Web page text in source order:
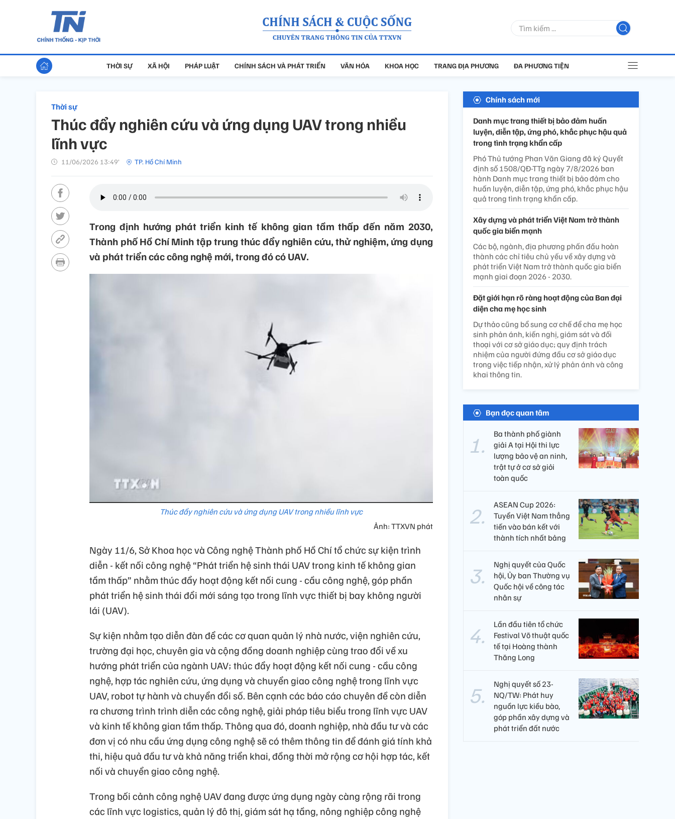
THỜI SỰ XÃ HỘI PHÁP LUẬT CHÍNH SÁCH VÀ PHÁT TRIỂN VĂN HÓA KHOA HỌC TRANG ĐỊA PHƯƠNG ĐA PHƯƠNG TIỆN
Thời sự
Thúc đẩy nghiên cứu và ứng dụng UAV trong nhiều
lĩnh vực
11/06/2026 13:49’ TP. Hồ Chí Minh
Trong định hướng phát triển kinh tế không gian tầm thấp đến năm 2030,
Thành phố Hồ Chí Minh tập trung thúc đẩy nghiên cứu, thử nghiệm, ứng dụng
và phát triển các công nghệ mới, trong đó có UAV.
Thúc đẩy nghiên cứu và ứng dụng UAV trong nhiều lĩnh vực
Ảnh: TTXVN phát
Ngày 11/6, Sở Khoa học và Công nghệ Thành phố Hồ Chí tổ chức sự kiện trình
diễn - kết nối công nghệ “Phát triển hệ sinh thái UAV trong kinh tế không gian
tầm thấp” nhằm thúc đẩy hoạt động kết nối cung - cầu công nghệ, góp phần
phát triển hệ sinh thái đổi mới sáng tạo trong lĩnh vực thiết bị bay không người
lái (UAV).
Sự kiện nhằm tạo diễn đàn để các cơ quan quản lý nhà nước, viện nghiên cứu,
trường đại học, chuyên gia và cộng đồng doanh nghiệp cùng trao đổi về xu
hướng phát triển của ngành UAV; thúc đẩy hoạt động kết nối cung - cầu công
nghệ, hợp tác nghiên cứu, ứng dụng và chuyển giao công nghệ trong lĩnh vực
UAV, robot tự hành và chuyển đổi số. Bên cạnh các báo cáo chuyên đề còn diễn
ra chương trình trình diễn các công nghệ, giải pháp tiêu biểu trong lĩnh vực UAV
và kinh tế không gian tầm thấp. Thông qua đó, doanh nghiệp, nhà đầu tư và các
đơn vị có nhu cầu ứng dụng công nghệ sẽ có thêm thông tin để đánh giá tính khả
thi, hiệu quả đầu tư và khả năng triển khai, đồng thời mở rộng cơ hội hợp tác, kết
nối và chuyển giao công nghệ.
Trong bối cảnh công nghệ UAV đang được ứng dụng ngày càng rộng rãi trong
các lĩnh vực logistics, quản lý đô thị, giám sát hạ tầng, nông nghiệp công nghệ
Chính sách mới
Danh mục trang thiết bị bảo đảm huấn
luyện, diễn tập, ứng phó, khắc phục hậu quả
trong tình trạng khẩn cấp
Phó Thủ tướng Phan Văn Giang đã ký Quyết
định số 1508/QĐ-TTg ngày 7/8/2026 ban
hành Danh mục trang thiết bị bảo đảm cho
huấn luyện, diễn tập, ứng phó, khắc phục hậu
quả trong tình trạng khẩn cấp.
Xây dựng và phát triển Việt Nam trở thành
quốc gia biển mạnh
Các bộ, ngành, địa phương phấn đấu hoàn
thành các chỉ tiêu chủ yếu về xây dựng và
phát triển Việt Nam trở thành quốc gia biển
mạnh giai đoạn 2026 - 2030.
Đặt giới hạn rõ ràng hoạt động của Ban đại
diện cha mẹ học sinh
Dự thảo cũng bổ sung cơ chế để cha mẹ học
sinh phản ánh, kiến nghị, giám sát và đối
thoại với cơ sở giáo dục; quy định trách
nhiệm của người đứng đầu cơ sở giáo dục
trong việc tiếp nhận, xử lý phản ánh và công
khai thông tin.
Bạn đọc quan tâm
Ba thành phố giành
giải A tại Hội thi lực
lượng bảo vệ an ninh,
trật tự ở cơ sở giỏi
toàn quốc
ASEAN Cup 2026:
Tuyển Việt Nam thẳng
tiến vào bán kết với
thành tích nhất bảng
Nghị quyết của Quốc
hội, Ủy ban Thường vụ
Quốc hội về công tác
nhân sự
Lần đầu tiên tổ chức
Festival Võ thuật quốc
tế tại Hoàng thành
Thăng Long
Nghị quyết số 23-
NQ/TW: Phát huy
nguồn lực kiều bào,
góp phần xây dựng và
phát triển đất nước